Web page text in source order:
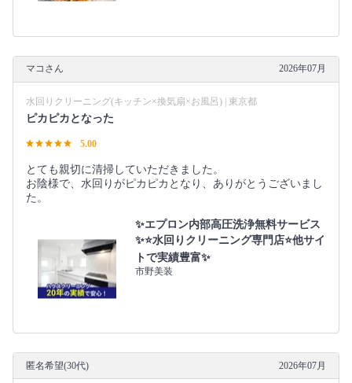
マコさん 2026年07月
水回りクリーニング(キッチン×換気扇×お風呂) | 東京都
ピカピカとなった
5.00
とても親切に清掃していただきました。
お陰様で、水回りがピカピカとなり、ありがとうございまし
た。
✨エプロン内部高圧洗浄無料サービス
✨⭐水回りクリーニング専門店⭐他サイ
トで実績豊富✨
市野美装
匿名希望(30代) 2026年07月